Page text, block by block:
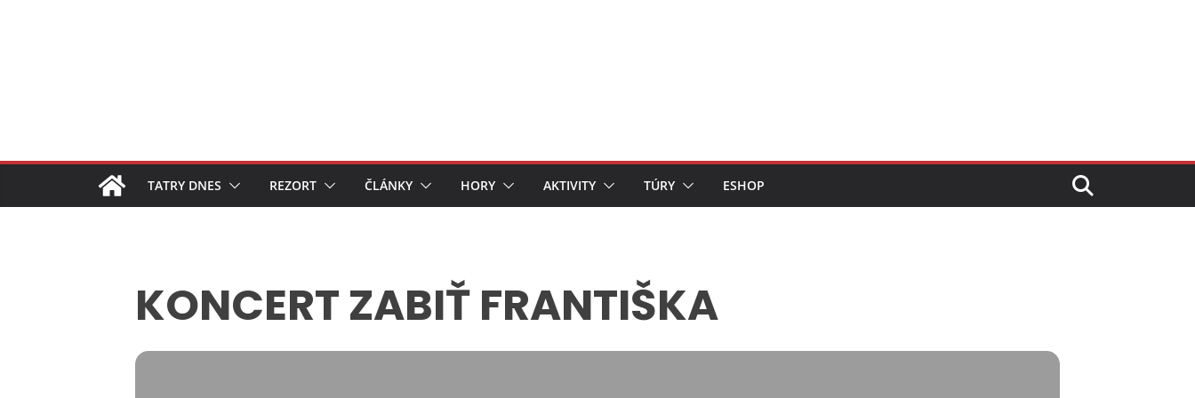
TATRY DNES REZORT ČLÁNKY HORY AKTIVITY TÚRY ESHOP
KONCERT ZABIŤ FRANTIŠKA